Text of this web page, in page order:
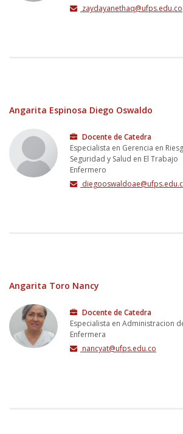
zaydayanethaq@ufps.edu.co
Angarita Espinosa Diego Oswaldo
Docente de Catedra
Especialista en Gerencia en
Seguridad y Salud en El Trabajo
Enfermero
Angarita Toro Nancy
Docente de Catedra
Especialista en Administracion
Enfermera
nancyat@ufps.edu.co